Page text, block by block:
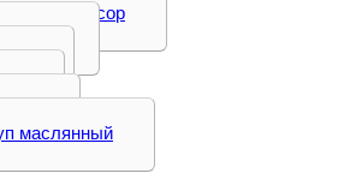
маслянный